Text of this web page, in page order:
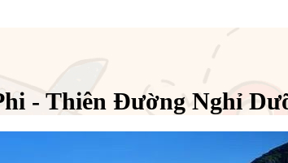
- Thiên Đường Nghỉ